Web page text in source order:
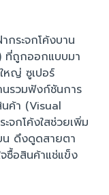
ระจกโค้งบาน
ที่ถูกออกแบบมา
หญ่ ซูเปอร์
นรวมฟังก์ชันการ
นค้า (Visual
จกโค้งใสช่วยเพิ่ม
น ดึงดูดสายตา
ซื้อสินค้าแช่แข็ง